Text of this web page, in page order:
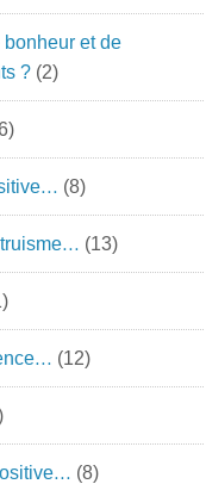
et de
? (2)
(8)
(13)
(12)
(8)